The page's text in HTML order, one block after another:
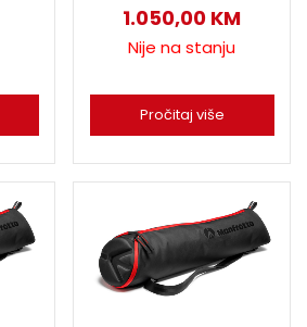
1.050,00 KM
Nije na stanju
Pročitaj više